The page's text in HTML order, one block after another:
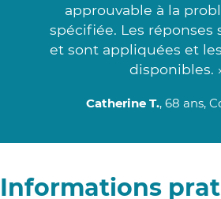
approuvable à la
spécifiée. Les réponses
et sont appliquées et
disponibles.
Catherine T., 68 ans,
Informations